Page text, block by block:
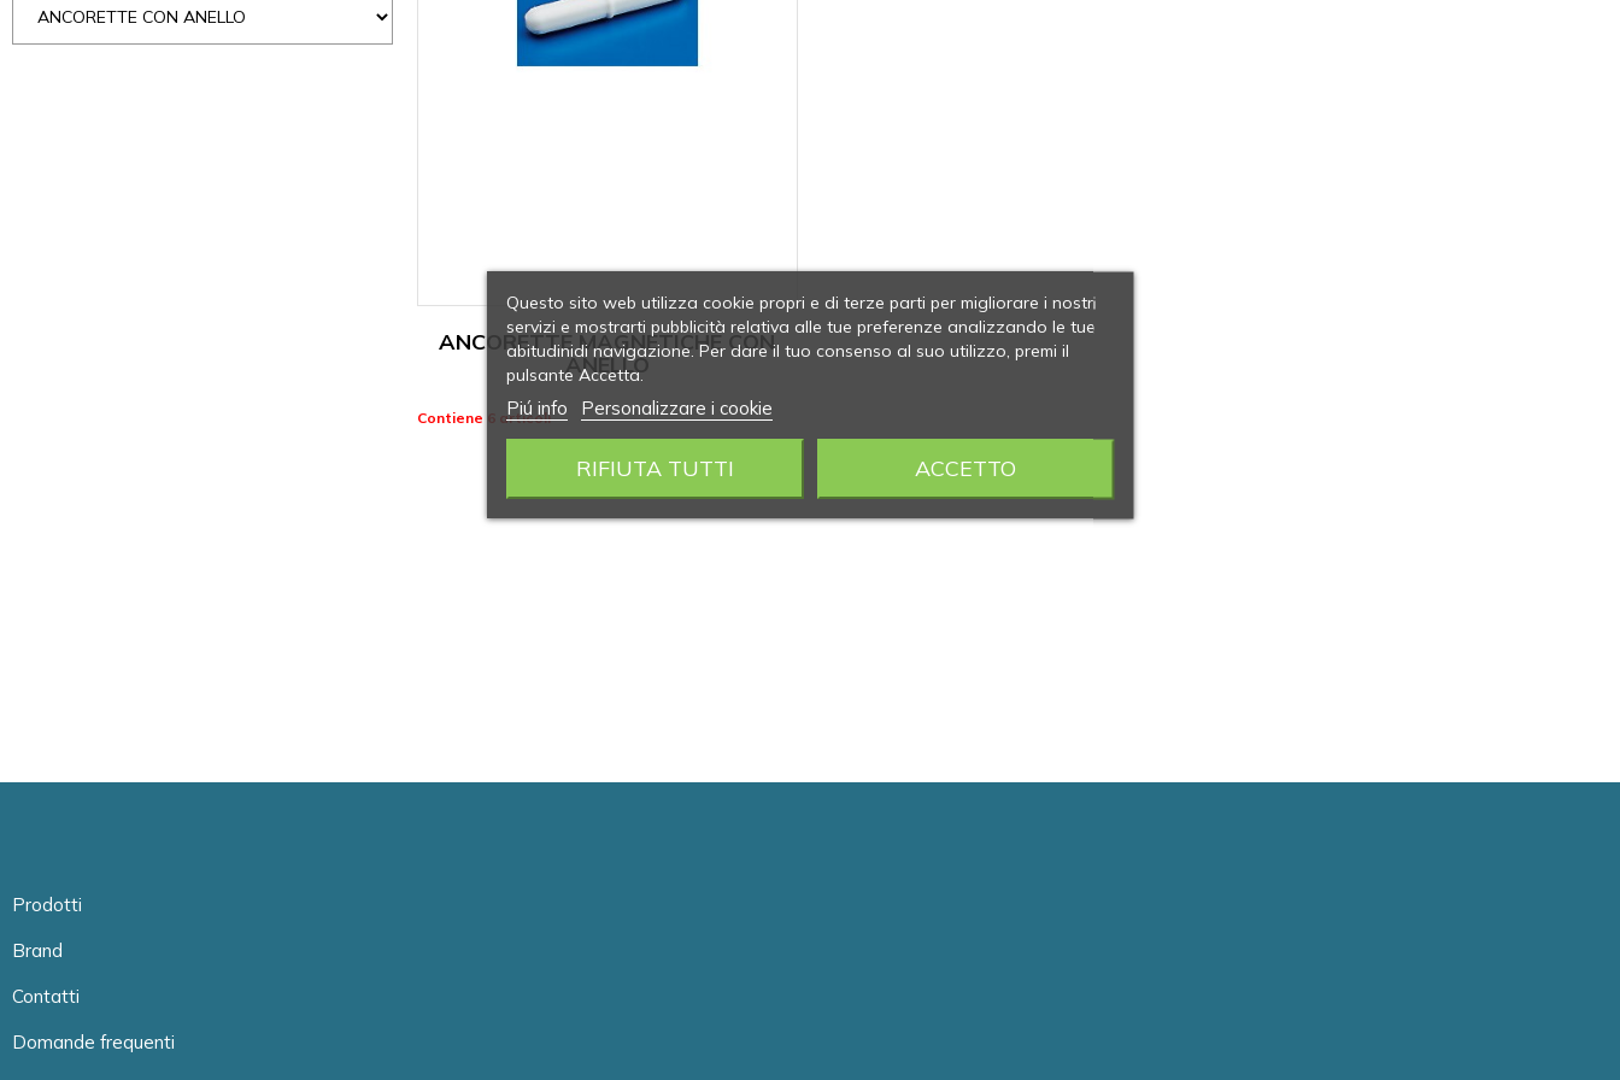
ANCORETTE MAGNETICHE CON
ANELLO
Contiene 6 articoli
Prodotti
Brand
Contatti
Domande frequenti
Questo sito web utilizza cookie propri e di terze parti per migliorare i nostri
servizi e mostrarti pubblicità relativa alle tue preferenze analizzando le tue
abitudinidi navigazione. Per dare il tuo consenso al suo utilizzo, premi il
pulsante Accetta.
Piú info Personalizzare i cookie
RIFIUTA TUTTI ACCETTO